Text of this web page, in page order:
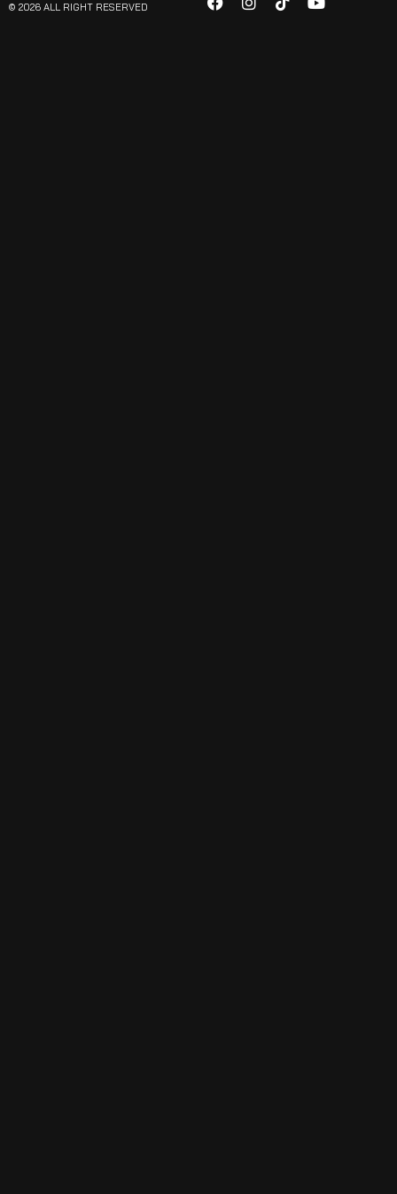
© 2026 ALL RIGHT RESERVED